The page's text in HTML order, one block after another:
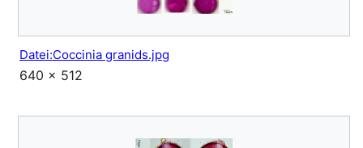
Datei:Coccinia granids.jpg
640 × 512